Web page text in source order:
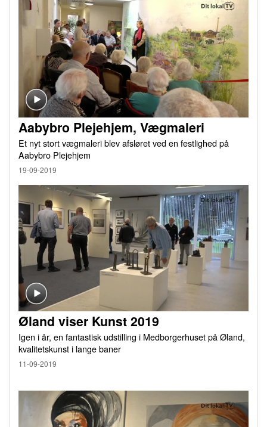
Aabybro Plejehjem, Vægmaleri
Et nyt stort vægmaleri blev afsløret ved en festlighed på
Aabybro Plejehjem
19-09-2019
Øland viser Kunst 2019
Igen i år, en fantastisk udstilling i Medborgerhuset på Øland,
kvalitetskunst i lange baner
11-09-2019